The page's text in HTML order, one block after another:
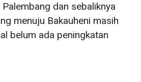
dan sebaliknya
menuju Bakauheni masih
belum ada peningkatan